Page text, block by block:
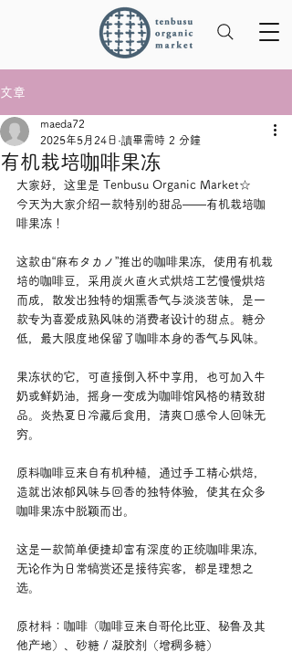
文章
有机栽培咖啡果冻
maeda72
2025年5月24日 讀畢需時 2 分鐘
大家好，这里是 Tenbusu Organic Market☆
今天为大家介绍一款特别的甜品——有机栽培咖
啡果冻！
这款由“麻布タカノ”推出的咖啡果冻，使用有机栽
培的咖啡豆，采用炭火直火式烘焙工艺慢慢烘焙
而成，散发出独特的烟熏香气与淡淡苦味，是一
款专为喜爱成熟风味的消费者设计的甜点。糖分
低，最大限度地保留了咖啡本身的香气与风味。
果冻状的它，可直接倒入杯中享用，也可加入牛
奶或鲜奶油，摇身一变成为咖啡馆风格的精致甜
品。炎热夏日冷藏后食用，清爽口感令人回味无
穷。
原料咖啡豆来自有机种植，通过手工精心烘焙，
造就出浓郁风味与回香的独特体验，使其在众多
咖啡果冻中脱颖而出。
这是一款简单便捷却富有深度的正统咖啡果冻，
无论作为日常犒赏还是接待宾客，都是理想之
选。
原材料：咖啡（咖啡豆来自哥伦比亚、秘鲁及其
他产地）、砂糖 / 凝胶剂（增稠多糖）